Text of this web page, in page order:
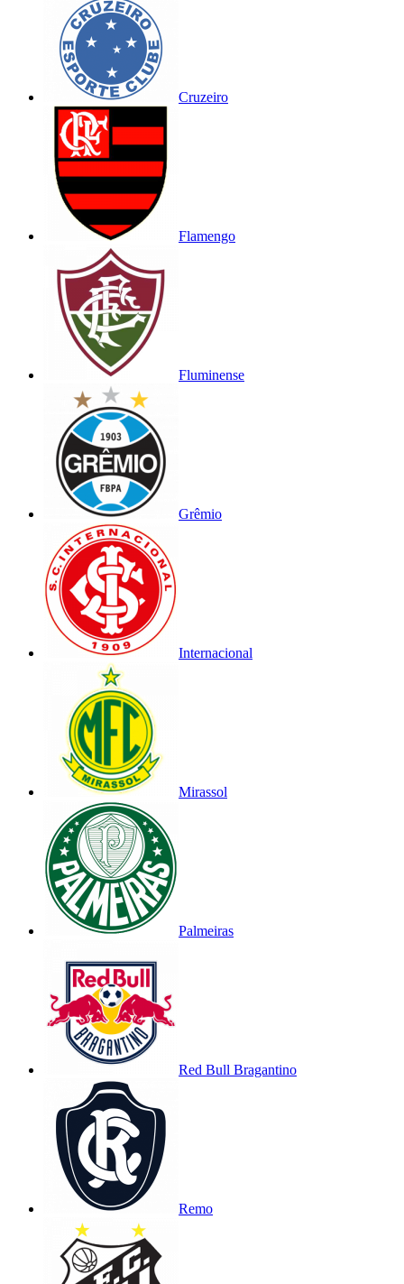
Cruzeiro
Flamengo
Fluminense
Grêmio
Internacional
Mirassol
Palmeiras
Red Bull Bragantino
Remo